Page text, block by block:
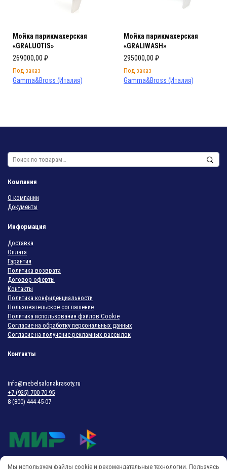
Мойка парикмахерская
«GRALUOTIS»
269000,00 ₽
Под заказ
Gamma&Bross (Италия)
Мойка парикмахерская
«GRALIWASH»
295000,00 ₽
Под заказ
Gamma&Bross (Италия)
Искать:
Компания
О компании
Документы
Информация
Доставка
Оплата
Гарантия
Политика возврата
Договор оферты
Контакты
Политика конфиденциальности
Пользовательское соглашение
Политика использования файлов Cookie
Согласие на обработку персональных данных
Согласие на получение рекламных рассылок
Контакты
info@mebelsalonakrasoty.ru
+7 (925) 700-70-95
8 (800) 444-45-07
Мы используем файлы cookie и рекомендательные технологии. Пользуясь